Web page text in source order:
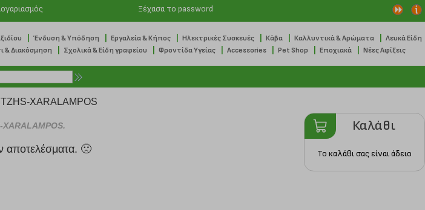
Ξέχασα το password
Ένδυση & Υπόδηση Εργαλεία & Κήπος Ηλεκτρικές Συσκευές Κάβα Καλλυντικά & Αρώματα Λευκά Είδη
& Διακόσμηση Σχολικά & Είδη γραφείου Φροντίδα Υγείας Accessories Pet Shop Εποχιακά Νέες Αφίξεις
XARALAMPOS.
αποτελέσματα. 🙁
Καλάθι
Το καλάθι σας είναι άδειο